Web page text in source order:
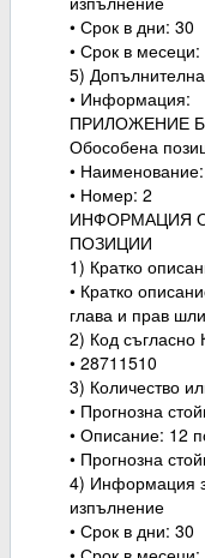
• Срок в дни: 30
• Срок в месеци:
5)
• Информация:
ПРИЛОЖЕНИЕ Б
Обособена
•
• Номер: 2
ИНФОРМАЦИЯ
ПОЗИЦИИ
1) Кратко
• Кратко
глава и прав
2) Код
• 28711510
3) Количество
• Прогнозна
• Описание: 12
• Прогнозна
4) Информация
изпълнение
• Срок в дни: 30